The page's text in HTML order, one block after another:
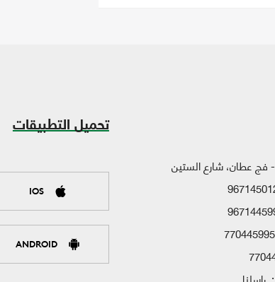
فج عطان، شارع الستين
770445995
تحميل التطبيقات
IOS
ANDROID